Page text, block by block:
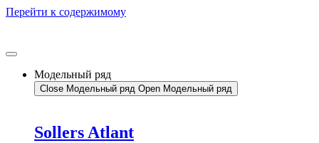
Перейти к содержимому
Модельный ряд
Close Модельный ряд Open Модельный ряд
Sollers Atlant